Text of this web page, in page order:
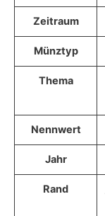
Zeitraum
Münztyp
Thema
Nennwert
Jahr
Rand